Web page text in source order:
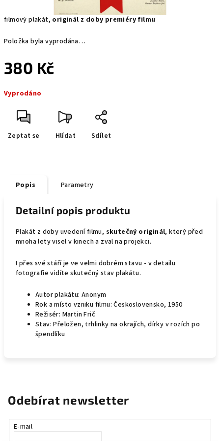
filmový plakát, originál z doby premiéry filmu
Položka byla vyprodána…
380 Kč
cena:
Vyprodáno
Zeptat se Hlídat Sdílet
Popis Parametry
Detailní popis produktu
Plakát z doby uvedení filmu, skutečný originál, který před
mnoha lety visel v kinech a zval na projekci.
I přes své stáří je ve velmi dobrém stavu - v detailu
fotografie vidíte skutečný stav plakátu.
Autor plakátu: Anonym
Rok a místo vzniku filmu: Československo, 1950
Režisér: Martin Frič
Stav: Přeložen, trhlinky na okrajích, dírky v rozích po
špendlíku
Odebírat newsletter
E-mail